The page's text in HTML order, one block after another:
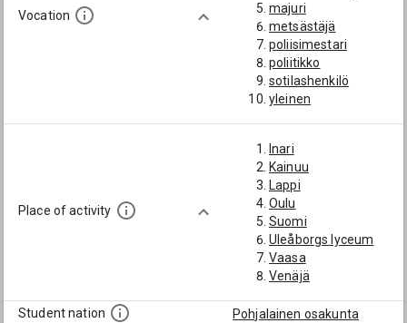
Vocation
majuri
metsästäjä
poliisimestari
poliitikko
sotilashenkilö
yleinen
Place of activity
Inari
Kainuu
Lappi
Oulu
Suomi
Uleåborgs lyceum
Vaasa
Venäjä
Student nation
Pohjalainen osakunta